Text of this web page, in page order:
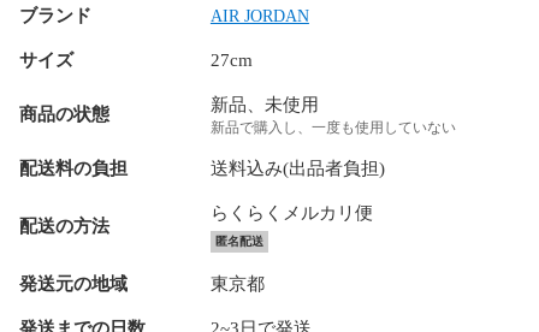
ブランド AIR JORDAN
サイズ 27cm
商品の状態 新品、未使用
新品で購入し、一度も使用していない
配送料の負担 送料込み(出品者負担)
配送の方法
らくらくメルカリ便
匿名配送
発送元の地域 東京都
発送までの日数 2~3日で発送